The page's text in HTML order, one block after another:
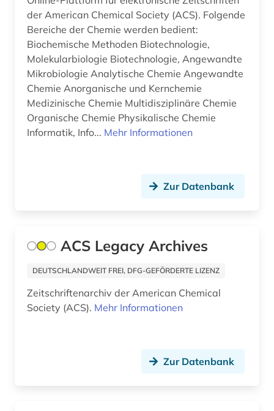
digitalisierung (1)
din-en-iso-norm (1)
din-iso-norm (1)
din-norm (3)
din-vde-norm (1)
drogen (3)
drucklegung (1)
duftstoff (1)
der American Chemical Society (ACS). Folgende
Bereiche der Chemie werden bedient:
Biochemische Methoden Biotechnologie,
Molekularbiologie Biotechnologie, Angewandte
Mikrobiologie Analytische Chemie Angewandte
Chemie Anorganische und Kernchemie
Medizinische Chemie Multidisziplinäre Chemie
Organische Chemie Physikalische Chemie
Informatik, Info... Mehr Informationen
Zur Datenbank
ACS Legacy Archives
DEUTSCHLANDWEIT FREI, DFG-GEFÖRDERTE LIZENZ
Zeitschriftenarchiv der American Chemical
Society (ACS). Mehr Informationen
Zur Datenbank